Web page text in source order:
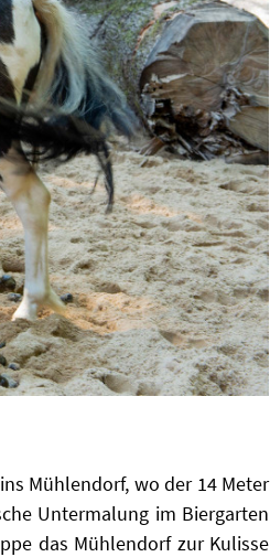
Mühlendorf, wo der 14 Meter
Untermalung im Biergarten
das Mühlendorf zur Kulisse